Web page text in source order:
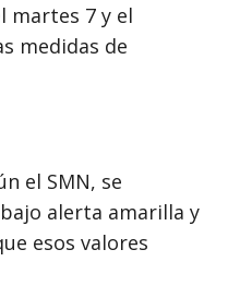
martes 7 y el
medidas de
el SMN, se
alerta amarilla y
esos valores